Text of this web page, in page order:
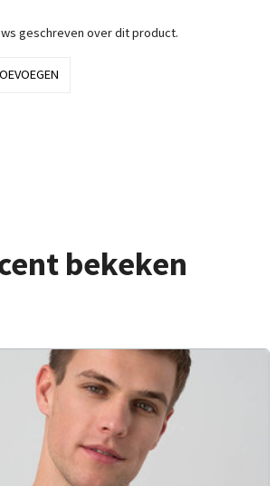
geschreven over dit product.
bekeken